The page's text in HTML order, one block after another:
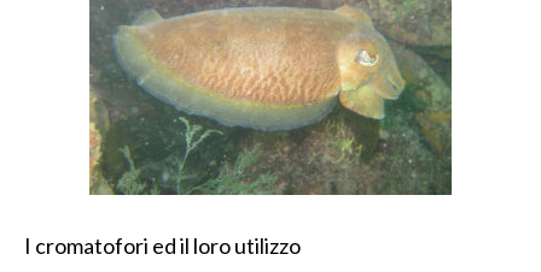
I cromatofori ed il loro utilizzo